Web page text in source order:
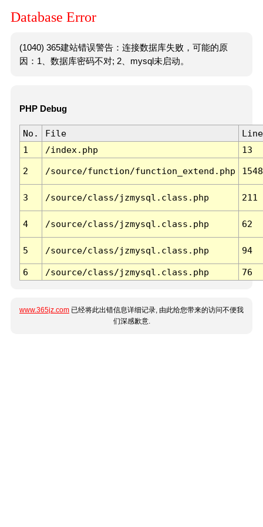
Database Error
(1040) 365建站错误警告：连接数据库失败，可能的原
因：1、数据库密码不对; 2、mysql未启动。
PHP Debug
No. File
Line
1
/index.php 13
2 /source/function/function_extend.php 1548
3 /source/class/jzmysql.class.php 211
4 /source/class/jzmysql.class.php 62
5 /source/class/jzmysql.class.php 94
6 /source/class/jzmysql.class.php 76
www.365jz.com 已经将此出错信息详细记录, 由此给您带来的访问不便我
们深感歉意.